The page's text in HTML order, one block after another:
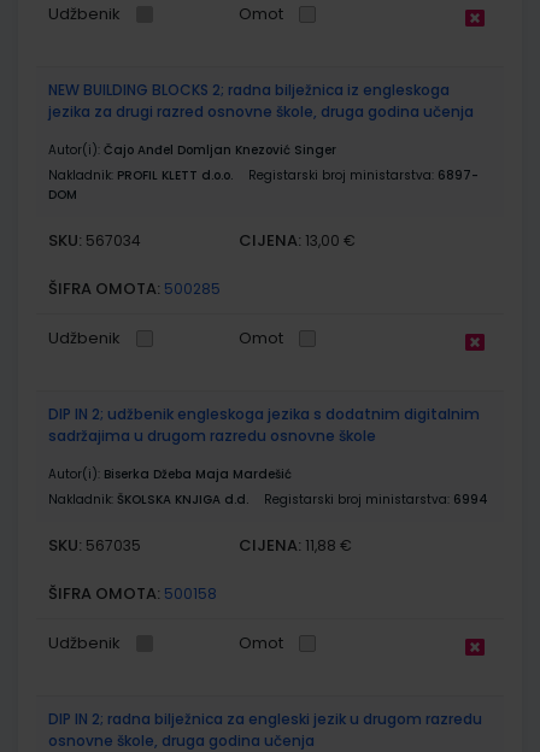
Udžbenik Omot
NEW BUILDING BLOCKS 2; radna bilježnica iz engleskoga
jezika za drugi razred osnovne škole, druga godina učenja
Autor(i): Čajo Anđel Domljan Knezović Singer
Nakladnik: PROFIL KLETT d.o.o. Registarski broj ministarstva: 6897-
DOM
SKU: 567034 CIJENA: 13,00 €
ŠIFRA OMOTA: 500285
Udžbenik Omot
DIP IN 2; udžbenik engleskoga jezika s dodatnim digitalnim
sadržajima u drugom razredu osnovne škole
Autor(i): Biserka Džeba Maja Mardešić
Nakladnik: ŠKOLSKA KNJIGA d.d. Registarski broj ministarstva: 6994
SKU: 567035 CIJENA: 11,88 €
ŠIFRA OMOTA: 500158
Udžbenik Omot
DIP IN 2; radna bilježnica za engleski jezik u drugom razredu
osnovne škole, druga godina učenja